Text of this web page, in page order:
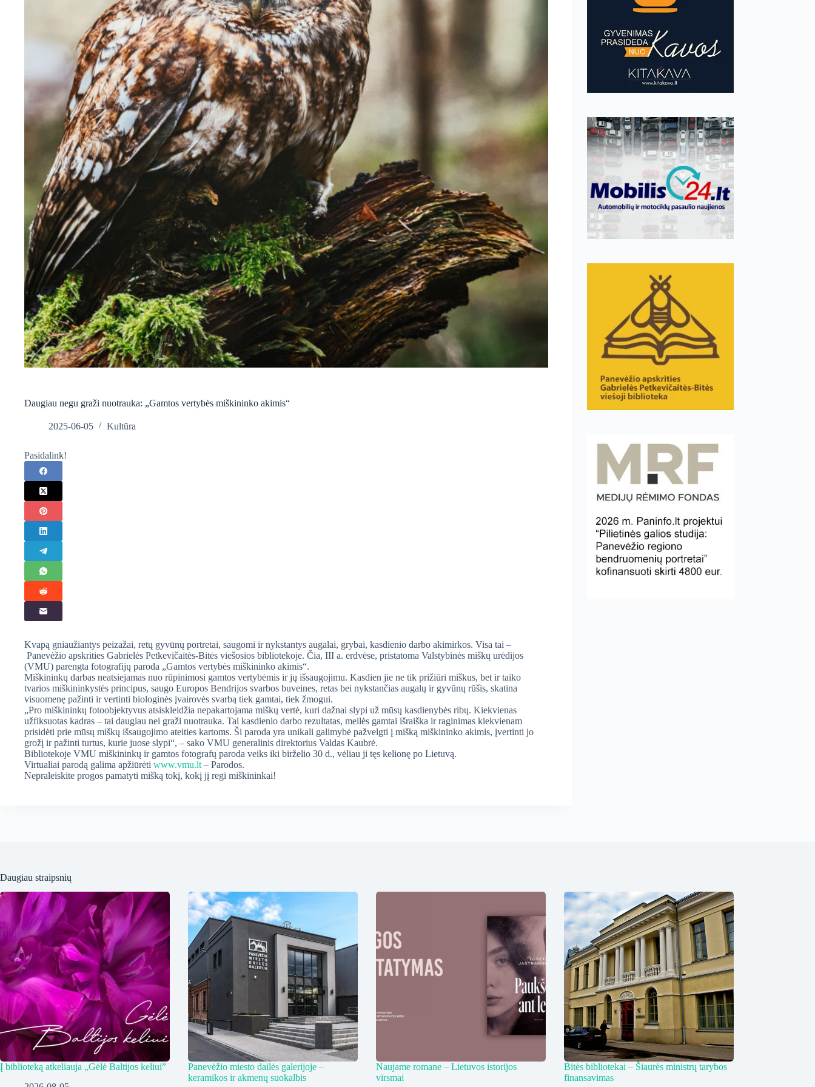
Daugiau negu graži nuotrauka: „Gamtos vertybės miškininko akimis“
2025-06-05 Kultūra
Pasidalink!
Kvapą gniaužiantys peizažai, retų gyvūnų portretai, saugomi ir nykstantys augalai, grybai, kasdienio darbo akimirkos. Visa tai –
Panevėžio apskrities Gabrielės Petkevičaitės-Bitės viešosios bibliotekoje. Čia, III a. erdvėse, pristatoma Valstybinės miškų urėdijos
(VMU) parengta fotografijų paroda „Gamtos vertybės miškininko akimis“.
Miškininkų darbas neatsiejamas nuo rūpinimosi gamtos vertybėmis ir jų išsaugojimu. Kasdien jie ne tik prižiūri miškus, bet ir taiko
tvarios miškininkystės principus, saugo Europos Bendrijos svarbos buveines, retas bei nykstančias augalų ir gyvūnų rūšis, skatina
visuomenę pažinti ir vertinti biologinės įvairovės svarbą tiek gamtai, tiek žmogui.
„Pro miškininkų fotoobjektyvus atsiskleidžia nepakartojama miškų vertė, kuri dažnai slypi už mūsų kasdienybės ribų. Kiekvienas
užfiksuotas kadras – tai daugiau nei graži nuotrauka. Tai kasdienio darbo rezultatas, meilės gamtai išraiška ir raginimas kiekvienam
prisidėti prie mūsų miškų išsaugojimo ateities kartoms. Ši paroda yra unikali galimybė pažvelgti į mišką miškininko akimis, įvertinti jo
grožį ir pažinti turtus, kurie juose slypi“, – sako VMU generalinis direktorius Valdas Kaubrė.
Bibliotekoje VMU miškininkų ir gamtos fotografų paroda veiks iki birželio 30 d., vėliau ji tęs kelionę po Lietuvą.
Virtualiai parodą galima apžiūrėti www.vmu.lt – Parodos.
Nepraleiskite progos pamatyti mišką tokį, kokį jį regi miškininkai!
Daugiau straipsnių
Į biblioteką atkeliauja „Gėlė Baltijos keliui”
Panevėžio miesto dailės galerijoje –
keramikos ir akmenų suokalbis
Naujame romane – Lietuvos istorijos
virsmai
Bitės bibliotekai – Šiaurės ministrų tarybos
finansavimas